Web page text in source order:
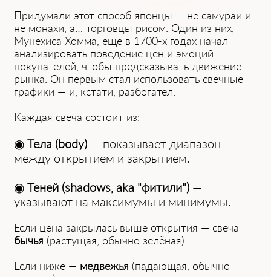
Придумали этот способ японцы — не самураи и
не монахи, а… торговцы рисом. Один из них,
Мунехиса Хомма, ещё в 1700-х годах начал
анализировать поведение цен и эмоций
покупателей, чтобы предсказывать движение
рынка. Он первым стал использовать свечные
графики — и, кстати, разбогател.
Каждая свеча состоит из:
◉ Тела (body) — показывает диапазон
между открытием и закрытием.
◉ Теней (shadows, aka "фитили") —
указывают на максимумы и минимумы.
Если цена закрылась выше открытия — свеча
бычья (растущая, обычно зелёная).
Если ниже — медвежья (падающая, обычно